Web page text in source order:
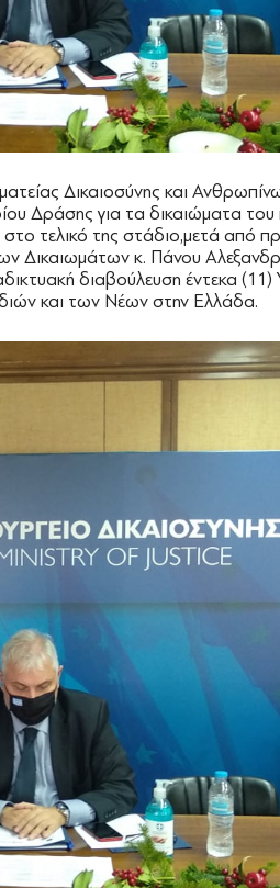
Δικαιοσύνης και
Δράσης για τα δικαιώματα του
τελικό της στάδιο,μετά από
Δικαιωμάτων κ. Πάνου
διαβούλευση έντεκα (11)
και των Νέων στην Ελλάδα.